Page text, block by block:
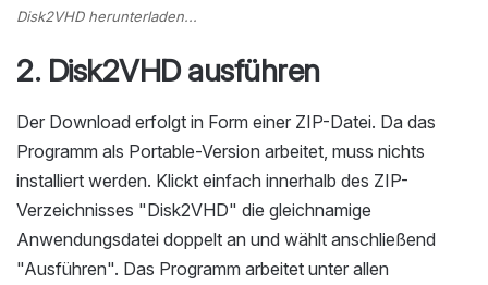
Disk2VHD herunterladen...
2. Disk2VHD ausführen
Der Download erfolgt in Form einer ZIP-Datei. Da das
Programm als Portable-Version arbeitet, muss nichts
installiert werden. Klickt einfach innerhalb des ZIP-
Verzeichnisses "Disk2VHD" die gleichnamige
Anwendungsdatei doppelt an und wählt anschließend
"Ausführen". Das Programm arbeitet unter allen